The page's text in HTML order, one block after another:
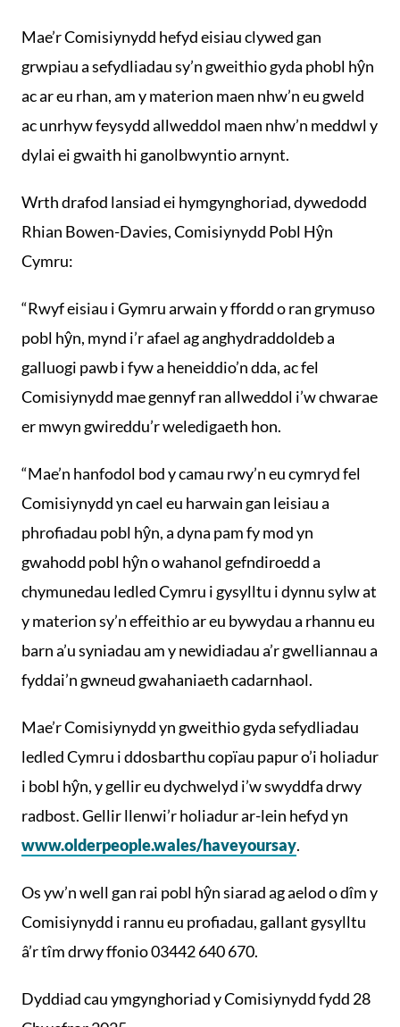
Mae’r Comisiynydd hefyd eisiau clywed gan
grwpiau a sefydliadau sy’n gweithio gyda phobl hŷn
ac ar eu rhan, am y materion maen nhw’n eu gweld
ac unrhyw feysydd allweddol maen nhw’n meddwl y
dylai ei gwaith hi ganolbwyntio arnynt.
Wrth drafod lansiad ei hymgynghoriad, dywedodd
Rhian Bowen-Davies, Comisiynydd Pobl Hŷn
Cymru:
“Rwyf eisiau i Gymru arwain y ffordd o ran grymuso
pobl hŷn, mynd i’r afael ag anghydraddoldeb a
galluogi pawb i fyw a heneiddio’n dda, ac fel
Comisiynydd mae gennyf ran allweddol i’w chwarae
er mwyn gwireddu’r weledigaeth hon.
“Mae’n hanfodol bod y camau rwy’n eu cymryd fel
Comisiynydd yn cael eu harwain gan leisiau a
phrofiadau pobl hŷn, a dyna pam fy mod yn
gwahodd pobl hŷn o wahanol gefndiroedd a
chymunedau ledled Cymru i gysylltu i dynnu sylw at
y materion sy’n effeithio ar eu bywydau a rhannu eu
barn a’u syniadau am y newidiadau a’r gwelliannau a
fyddai’n gwneud gwahaniaeth cadarnhaol.
Mae’r Comisiynydd yn gweithio gyda sefydliadau
ledled Cymru i ddosbarthu copïau papur o’i holiadur
i bobl hŷn, y gellir eu dychwelyd i’w swyddfa drwy
radbost. Gellir llenwi’r holiadur ar-lein hefyd yn
www.olderpeople.wales/haveyoursay.
Os yw’n well gan rai pobl hŷn siarad ag aelod o dîm y
Comisiynydd i rannu eu profiadau, gallant gysylltu
â’r tîm drwy ffonio 03442 640 670.
Dyddiad cau ymgynghoriad y Comisiynydd fydd 28